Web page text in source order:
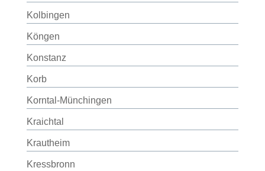
Kolbingen
Köngen
Konstanz
Korb
Korntal-Münchingen
Kraichtal
Krautheim
Kressbronn